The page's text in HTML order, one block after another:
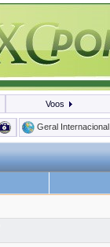
Voos
Geral Internacional